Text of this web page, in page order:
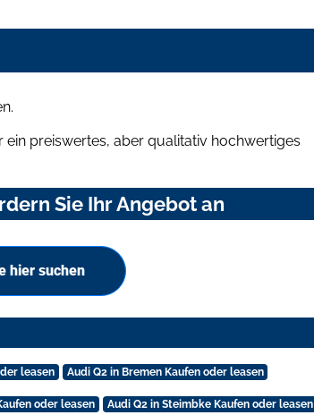
preiswertes, aber qualitativ hochwertiges
Sie Ihr Angebot an
hier suchen
leasen Audi Q2 in Bremen Kaufen oder leasen
oder leasen Audi Q2 in Steimbke Kaufen oder leasen